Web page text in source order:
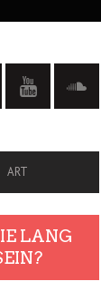
ART
LANG